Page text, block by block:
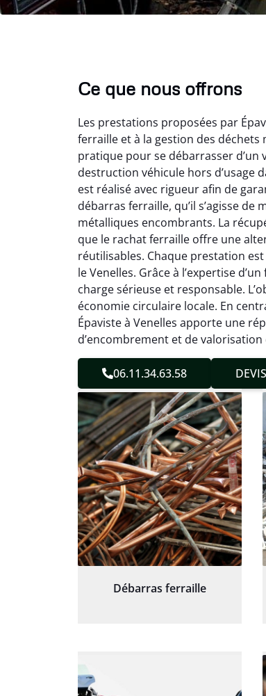
Ce que nous offrons
Les prestations proposées par
ferraille et à la gestion des déchets
pratique pour se débarrasser
destruction véhicule hors d’usage
est réalisé avec rigueur afin de
débarras ferraille, qu’il s’agisse de
métalliques encombrants. La
que le rachat ferraille offre une
réutilisables. Chaque prestation
le Venelles. Grâce à l’expertise
charge sérieuse et responsable.
économie circulaire locale. En
Épaviste à Venelles apporte une
d’encombrement et de
06.11.34.63.58
Débarras ferraille